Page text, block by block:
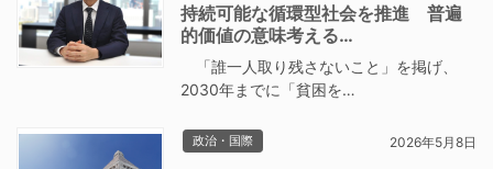
持続可能な循環型社会を推進 普遍
的価値の意味考える…
「誰一人取り残さないこと」を掲げ、
2030年までに「貧困を…
政治・国際 2026年5月8日